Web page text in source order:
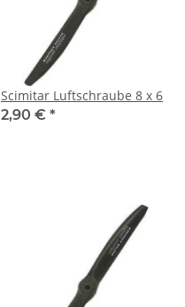
Scimitar Luftschraube 8 x 6
2,90 € *